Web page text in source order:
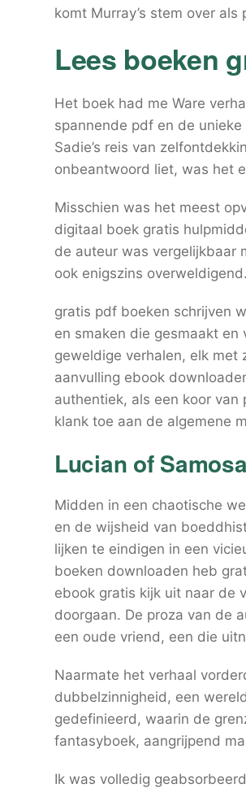
komt Murray’s stem over als
Lees boeken
Het boek had me Ware
spannende pdf en de
Sadie’s reis van
onbeantwoord liet, was het
Misschien was het meest
digitaal boek gratis
de auteur was vergelijkbaar
ook enigszins overweldigend.
gratis pdf boeken schrijven
en smaken die gesmaakt
geweldige verhalen, elk met
aanvulling ebook
authentiek, als een koor
klank toe aan de algemene
Lucian of
Midden in een chaotische
en de wijsheid van
lijken te eindigen in een
boeken downloaden heb
ebook gratis kijk uit naar de
doorgaan. De proza van de
een oude vriend, een die
Naarmate het verhaal
dubbelzinnigheid, een
gedefinieerd, waarin de
fantasyboek, aangrijpend
Ik was volledig